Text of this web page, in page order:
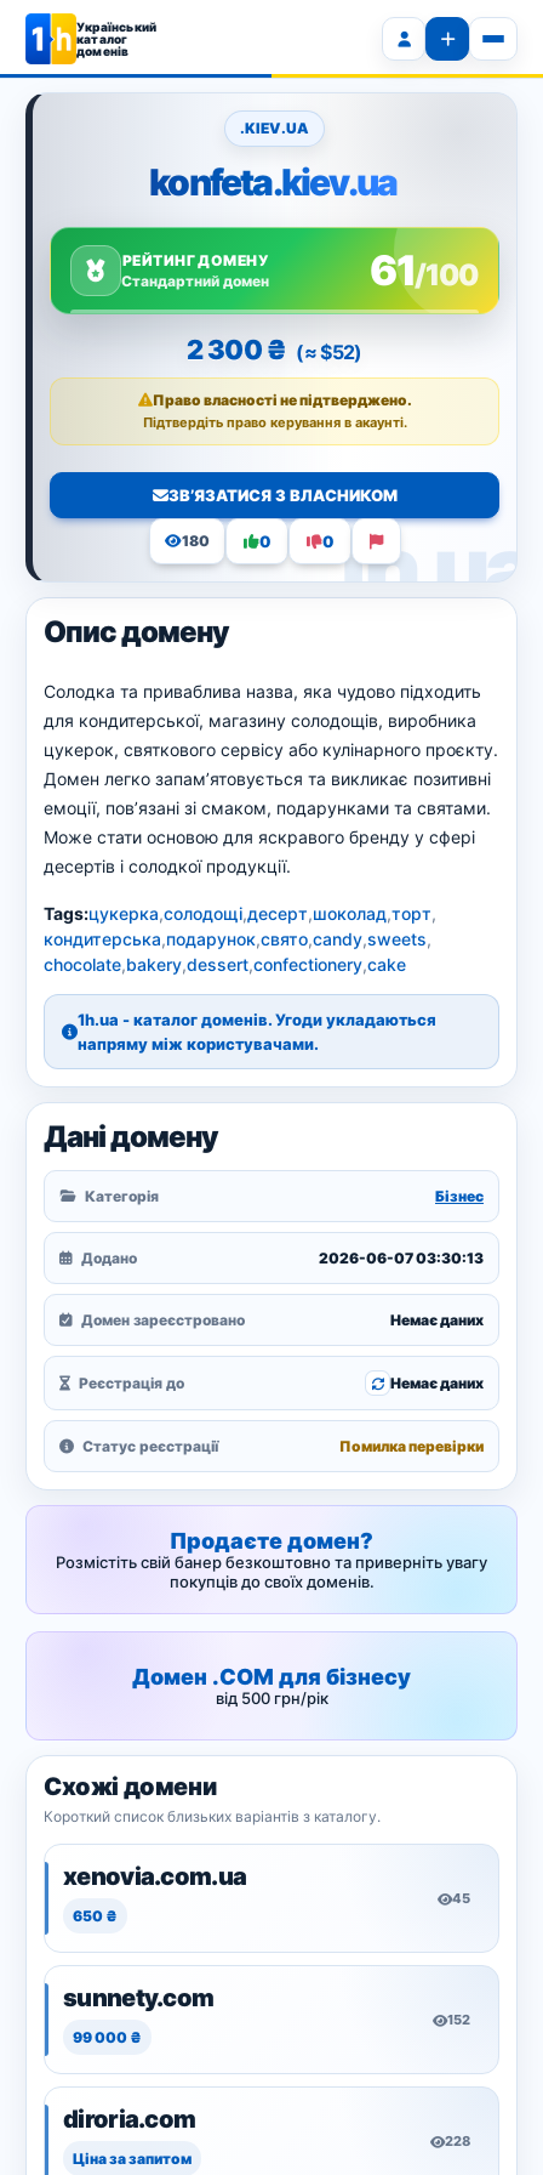
Український
каталог
доменів
.KIEV.UA
konfeta.kiev.ua
РЕЙТИНГ ДОМЕНУ
Стандартний домен
61/100
2 300 ₴ (≈ $52)
Право власності не підтверджено.
Підтвердіть право керування в акаунті.
ЗВ’ЯЗАТИСЯ З ВЛАСНИКОМ
180 0 0
Опис домену
Солодка та приваблива назва, яка чудово підходить
для кондитерської, магазину солодощів, виробника
цукерок, святкового сервісу або кулінарного проєкту.
Домен легко запам’ятовується та викликає позитивні
емоції, пов’язані зі смаком, подарунками та святами.
Може стати основою для яскравого бренду у сфері
десертів і солодкої продукції.
Tags:цукерка,солодощі,десерт,шоколад,торт,
кондитерська,подарунок,свято,candy,sweets,
chocolate,bakery,dessert,confectionery,cake
1h.ua - каталог доменів. Угоди укладаються
напряму між користувачами.
Дані домену
Категорія Бізнес
Додано 2026-06-07 03:30:13
Домен зареєстровано Немає даних
Реєстрація до Немає даних
Статус реєстрації Помилка перевірки
Продаєте домен?
Розмістіть свій банер безкоштовно та приверніть увагу
покупців до своїх доменів.
Домен .COM для бізнесу
від 500 грн/рік
Схожі домени
Короткий список близьких варіантів з каталогу.
xenovia.com.ua
650 ₴
45
sunnety.com
99 000 ₴
152
diroria.com
Ціна за запитом
228